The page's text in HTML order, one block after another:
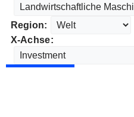
Region:
X-Achse: